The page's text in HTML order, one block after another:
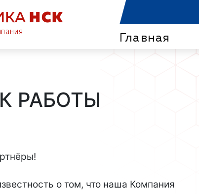
НСК
Главная
РАБОТЫ
о том, что наша Компания